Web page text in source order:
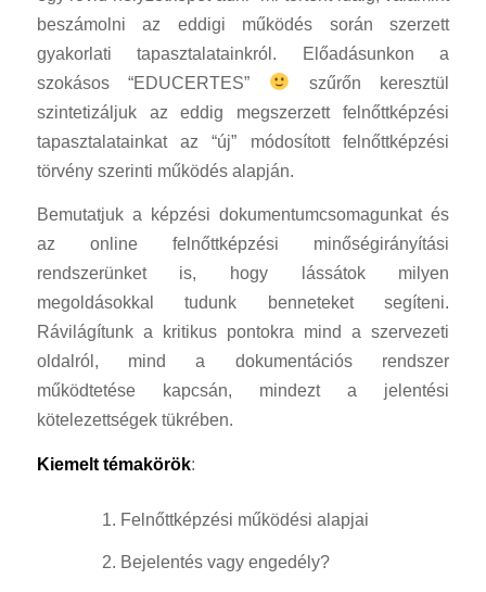
beszámolni az eddigi működés során szerzett
gyakorlati tapasztalatainkról. Előadásunkon a
szokásos “EDUCERTES”
szűrőn keresztül
szintetizáljuk az eddig megszerzett felnőttképzési
tapasztalatainkat az “új” módosított felnőttképzési
törvény szerinti működés alapján.
Bemutatjuk a képzési dokumentumcsomagunkat és
az online felnőttképzési minőségirányítási
rendszerünket is, hogy lássátok milyen
megoldásokkal tudunk benneteket segíteni.
Rávilágítunk a kritikus pontokra mind a szervezeti
oldalról, mind a dokumentációs rendszer
működtetése kapcsán, mindezt a jelentési
kötelezettségek tükrében.
Kiemelt témakörök:
Felnőttképzési működési alapjai
Bejelentés vagy engedély?